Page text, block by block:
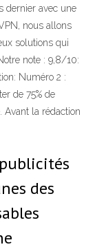
dernier avec une
nous allons
solutions qui
note : 9,8/10:
Numéro 2 :
de 75% de
Avant la rédaction
des